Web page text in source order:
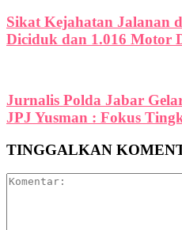
Sikat Kejahatan Jalanan
Diciduk dan 1.016 Motor
Jurnalis Polda Jabar
JPJ Yusman : Fokus
TINGGALKAN